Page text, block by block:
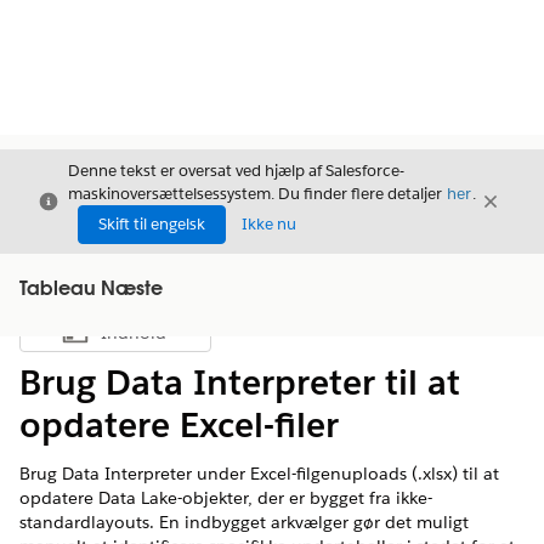
Luk
Denne tekst er oversat ved hjælp af Salesforce-
maskinoversættelsessystem. Du finder flere detaljer her.
Skift til engelsk
Ikke nu
Luk
Tableau Næste
Vis indholdsfortegnelse
Indhold
Brug Data Interpreter til at
opdatere Excel-filer
Brug Data Interpreter under Excel-filgenuploads (.xlsx) til at
opdatere Data Lake-objekter, der er bygget fra ikke-
standardlayouts. En indbygget arkvælger gør det muligt